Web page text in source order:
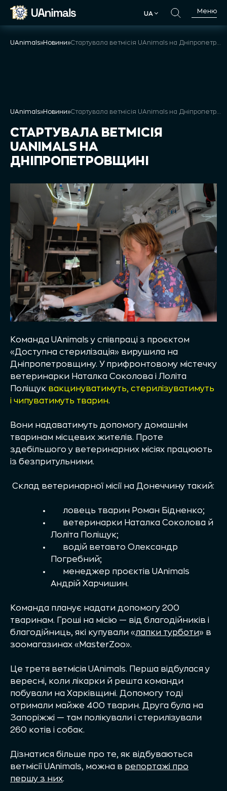
Skip
UA
Меню
UAnimals»Новини»
UAnimals»Новини»
СТАРТУВАЛА ВЕТМІСІЯ
UANIMALS НА
ДНІПРОПЕТРОВЩИНІ
Команда UAnimals у співпраці з проєктом
«Доступна стерилізація» вирушила на
Дніпропетровщину. У прифронтовому містечку
ветеринарки Наталка Соколова і Лоліта
Поліщук вакцинуватимуть, стерилізуватимуть
і чипуватимуть тварин.
Вони надаватимуть допомогу домашнім
тваринам місцевих жителів. Проте
здебільшого у ветеринарних місіях працюють
із безпритульними.
Склад ветеринарної місії на Донеччину такий:
ловець тварин Роман Бідненко;
ветеринарки Наталка Соколова й
Лоліта Поліщук;
водій ветавто Олександр
Погребний;
менеджер проєктів UAnimals
Андрій Харчишин.
Команда планує надати допомогу 200
тваринам. Гроші на місію — від благодійників і
благодійниць, які купували «лапки турботи» в
зоомагазинах «MasterZoo».
Це третя ветмісія UAnimals. Перша відбулася у
вересні, коли лікарки й решта команди
побували на Харківщині. Допомогу тоді
отримали майже 400 тварин. Друга була на
Запоріжжі — там полікували і стерилізували
260 котів і собак.
Дізнатися більше про те, як відбуваються
ветмісії UAnimals, можна в репортажі про
першу з них.